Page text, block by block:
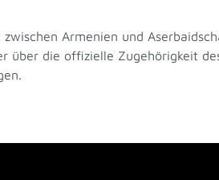
Armenien und
über die offizielle Zugehörigkeit